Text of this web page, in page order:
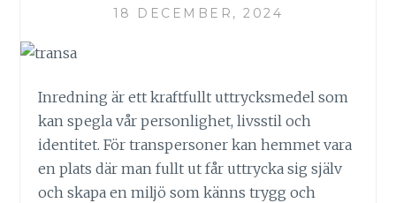
18 DECEMBER, 2024
Inredning är ett kraftfullt uttrycksmedel som
kan spegla vår personlighet, livsstil och
identitet. För transpersoner kan hemmet vara
en plats där man fullt ut får uttrycka sig själv
och skapa en miljö som känns trygg och